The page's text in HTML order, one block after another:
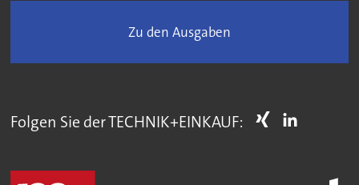
Zu den Ausgaben
Folgen Sie der TECHNIK+EINKAUF: